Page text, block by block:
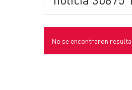
No se encontraron